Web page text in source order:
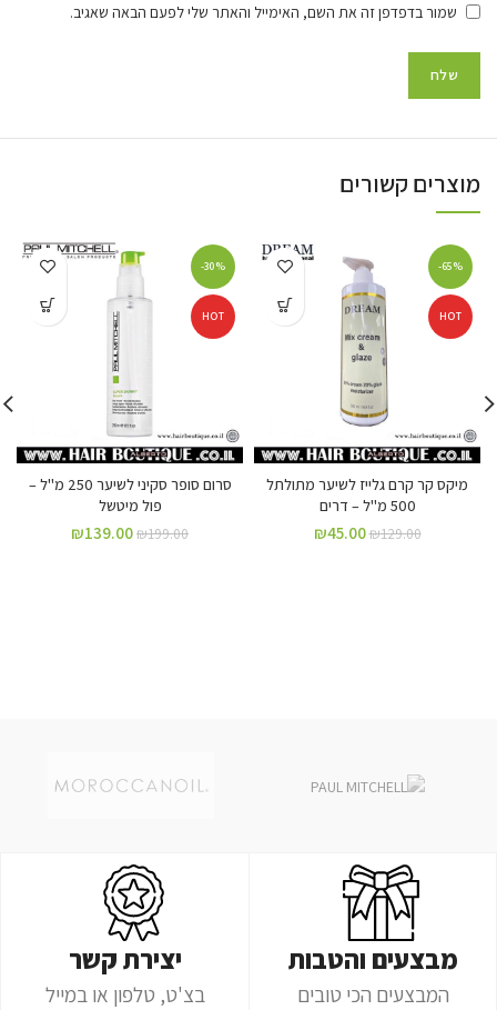
שמור בדפדפן זה את השם, האימייל והאתר שלי לפעם הבאה שאגיב.
מוצרים קשורים
-65%
HOT
מיקס קר קרם גלייז לשיער מתולתל
500 מ"ל – דרים
₪129.00
₪45.00
-30%
HOT
סרום סופר סקיני לשיער 250 מ"ל –
פול מיטשל
₪199.00
₪139.00
מבצעים והטבות
המבצעים הכי טובים
יצירת קשר
בצ'ט, טלפון או במייל